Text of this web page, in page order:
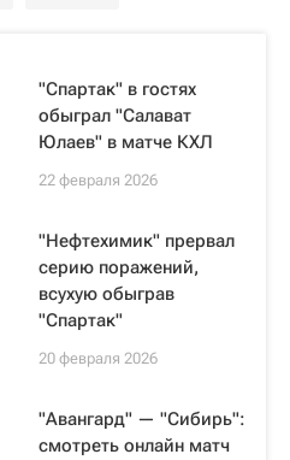
"Спартак" в гостях
обыграл "Салават
Юлаев" в матче КХЛ
22 февраля 2026
"Нефтехимик" прервал
серию поражений,
всухую обыграв
"Спартак"
20 февраля 2026
"Авангард" — "Сибирь":
смотреть онлайн матч